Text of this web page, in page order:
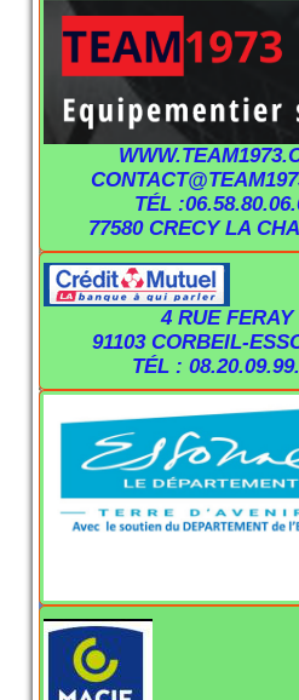
TÉL
77580 CRECY LA
4 RUE FERAY
91103 CORBEIL-
TÉL :